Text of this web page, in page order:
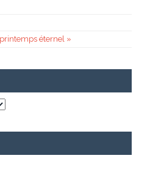
éternel »